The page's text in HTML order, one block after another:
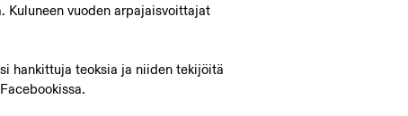
Kuluneen vuoden arpajaisvoittajat
hankittuja teoksia ja niiden tekijöitä